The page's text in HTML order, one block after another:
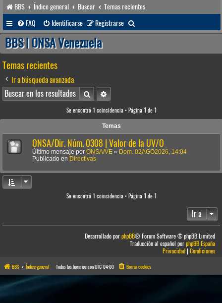
BBS Índice general Buscar
Temas recientes
FAQ
Identificarse Registrarse
u
BBS | ONSA Venezuela
Temas recientes
Ir a búsqueda avanzada
BuscarBúsqueda avanzada
Se encontró 1 coincidencia • Página 1 de 1
Temas
ONSA/Dir. Núm. 0308 | Valor de la UV/O
Último mensaje por ONSA/VE « Dom. 02AGO2026, 14:04
Publicado en Directivas
Se encontró 1 coincidencia • Página 1 de 1
Ir a
Desarrollado porphpBB® Forum Software © phpBB Limited
Traducción al español porphpBB España
Privacidad|Condiciones
BBS Índice general Todos los horarios sonUTC-04:00 Borrar cookies